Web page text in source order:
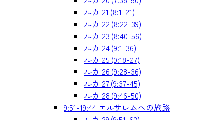
ルカ 21 (8:1-21)
ルカ 22 (8:22-39)
ルカ 23 (8:40-56)
ルカ 24 (9:1-36)
ルカ 25 (9:18-27)
ルカ 26 (9:28-36)
ルカ 27 (9:37-45)
ルカ 28 (9:46-50)
9:51-19:44 エルサレムへの旅路